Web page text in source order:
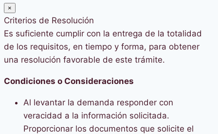
×
Criterios de Resolución
Es suficiente cumplir con la entrega de la totalidad
de los requisitos, en tiempo y forma, para obtener
una resolución favorable de este trámite.
Condiciones o Consideraciones
Al levantar la demanda responder con
veracidad a la información solicitada.
Proporcionar los documentos que solicite el